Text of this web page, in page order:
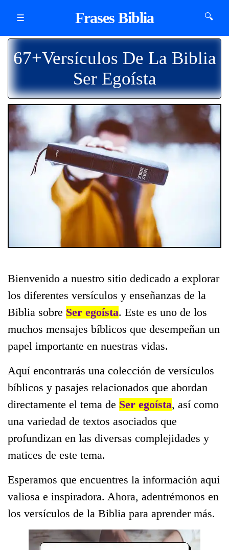
☰ Frases Biblia 🔍
67+Versículos De La Biblia
Ser Egoísta
Bienvenido a nuestro sitio dedicado a explorar
los diferentes versículos y enseñanzas de la
Biblia sobre Ser egoísta. Este es uno de los
muchos mensajes bíblicos que desempeñan un
papel importante en nuestras vidas.
Aquí encontrarás una colección de versículos
bíblicos y pasajes relacionados que abordan
directamente el tema de Ser egoísta, así como
una variedad de textos asociados que
profundizan en las diversas complejidades y
matices de este tema.
Esperamos que encuentres la información aquí
valiosa e inspiradora. Ahora, adentrémonos en
los versículos de la Biblia para aprender más.